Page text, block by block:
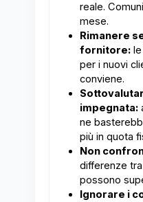
reale.
mese.
Rimanere
fornitore:le
per i nuovi
conviene.
impegnata:
ne
più in quota
Non
differenze
possono
Ignorare i